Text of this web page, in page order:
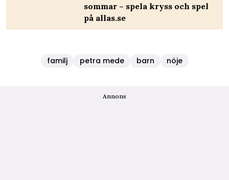
sommar – spela kryss och spel
på allas.se
familj petra mede barn nöje
Annons